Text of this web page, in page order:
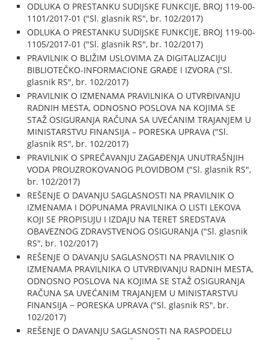
ODLUKA O PRESTANKU SUDIJSKE FUNKCIJE, BROJ 119-00-
1101/2017-01 ("Sl. glasnik RS", br. 102/2017)
ODLUKA O PRESTANKU SUDIJSKE FUNKCIJE, BROJ 119-00-
1105/2017-01 ("Sl. glasnik RS", br. 102/2017)
PRAVILNIK O BLIŽIM USLOVIMA ZA DIGITALIZACIJU
BIBLIOTEČKO-INFORMACIONE GRAĐE I IZVORA ("Sl.
glasnik RS", br. 102/2017)
PRAVILNIK O IZMENAMA PRAVILNIKA O UTVRĐIVANJU
RADNIH MESTA, ODNOSNO POSLOVA NA KOJIMA SE
STAŽ OSIGURANJA RAČUNA SA UVEĆANIM TRAJANJEM U
MINISTARSTVU FINANSIJA – PORESKA UPRAVA ("Sl.
glasnik RS", br. 102/2017)
PRAVILNIK O SPREČAVANJU ZAGAĐENJA UNUTRAŠNJIH
VODA PROUZROKOVANOG PLOVIDBOM ("Sl. glasnik RS",
br. 102/2017)
REŠENJE O DAVANJU SAGLASNOSTI NA PRAVILNIK O
IZMENAMA I DOPUNAMA PRAVILNIKA O LISTI LEKOVA
KOJI SE PROPISUJU I IZDAJU NA TERET SREDSTAVA
OBAVEZNOG ZDRAVSTVENOG OSIGURANJA ("Sl. glasnik
RS", br. 102/2017)
REŠENJE O DAVANJU SAGLASNOSTI NA PRAVILNIK O
IZMENAMA PRAVILNIKA O UTVRĐIVANJU RADNIH MESTA,
ODNOSNO POSLOVA NA KOJIMA SE STAŽ OSIGURANJA
RAČUNA SA UVEĆANIM TRAJANJEM U MINISTARSTVU
FINANSIJA − PORESKA UPRAVA ("Sl. glasnik RS", br.
102/2017)
REŠENJE O DAVANJU SAGLASNOSTI NA RASPODELU